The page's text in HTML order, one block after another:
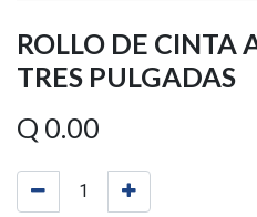
ROLLO DE CINTA
TRES PULGADAS
Q 0.00